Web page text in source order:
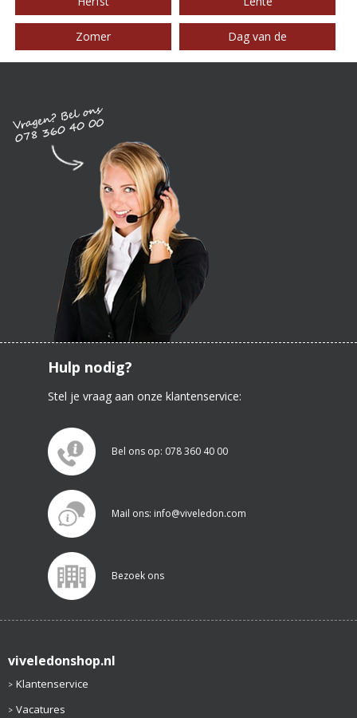
Zomer Dag van de
Hulp nodig?
Stel je vraag aan onze klantenservice:
Bel ons op: 078 360 40 00
Mail ons: info@viveledon.com
Bezoek ons
viveledonshop.nl
Klantenservice
Vacatures